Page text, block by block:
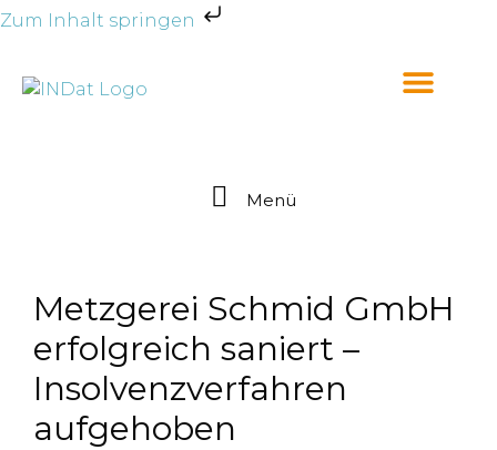
Zum Inhalt springen
Menü
Metzgerei Schmid GmbH
erfolgreich saniert –
Insolvenzverfahren
aufgehoben